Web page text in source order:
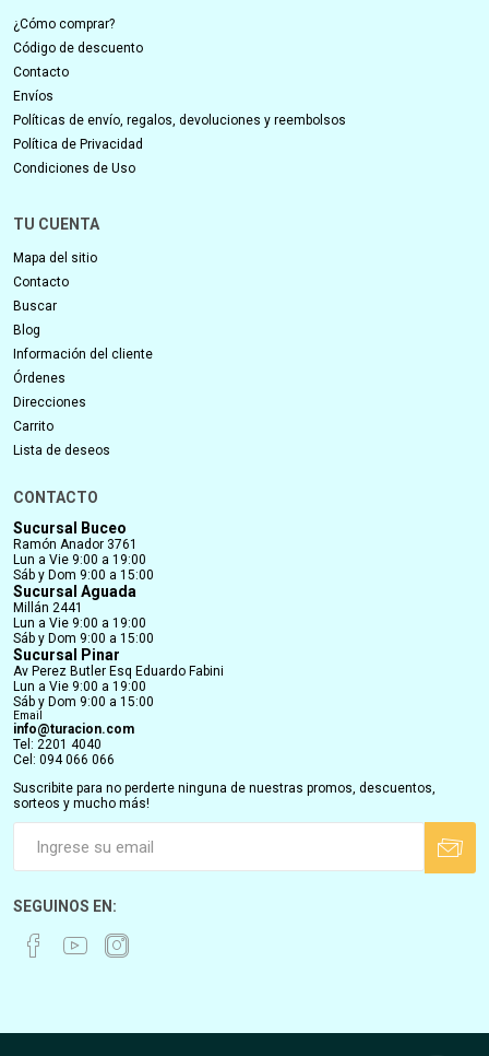
¿Cómo comprar?
Código de descuento
Contacto
Envíos
Políticas de envío, regalos, devoluciones y reembolsos
Política de Privacidad
Condiciones de Uso
TU CUENTA
Mapa del sitio
Contacto
Buscar
Blog
Información del cliente
Órdenes
Direcciones
Carrito
Lista de deseos
CONTACTO
Sucursal Buceo
Ramón Anador 3761
Lun a Vie 9:00 a 19:00
Sáb y Dom 9:00 a 15:00
Sucursal Aguada
Millán 2441
Lun a Vie 9:00 a 19:00
Sáb y Dom 9:00 a 15:00
Sucursal Pinar
Av Perez Butler Esq Eduardo Fabini
Lun a Vie 9:00 a 19:00
Sáb y Dom 9:00 a 15:00
Email
info@turacion.com
Tel: 2201 4040
Cel: 094 066 066
Suscribite para no perderte ninguna de nuestras promos, descuentos,
sorteos y mucho más!
SEGUINOS EN: